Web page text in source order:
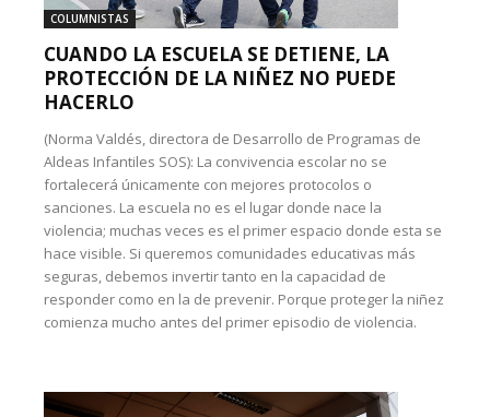
COLUMNISTAS
CUANDO LA ESCUELA SE DETIENE, LA
PROTECCIÓN DE LA NIÑEZ NO PUEDE
HACERLO
(Norma Valdés, directora de Desarrollo de Programas de
Aldeas Infantiles SOS): La convivencia escolar no se
fortalecerá únicamente con mejores protocolos o
sanciones. La escuela no es el lugar donde nace la
violencia; muchas veces es el primer espacio donde esta se
hace visible. Si queremos comunidades educativas más
seguras, debemos invertir tanto en la capacidad de
responder como en la de prevenir. Porque proteger la niñez
comienza mucho antes del primer episodio de violencia.